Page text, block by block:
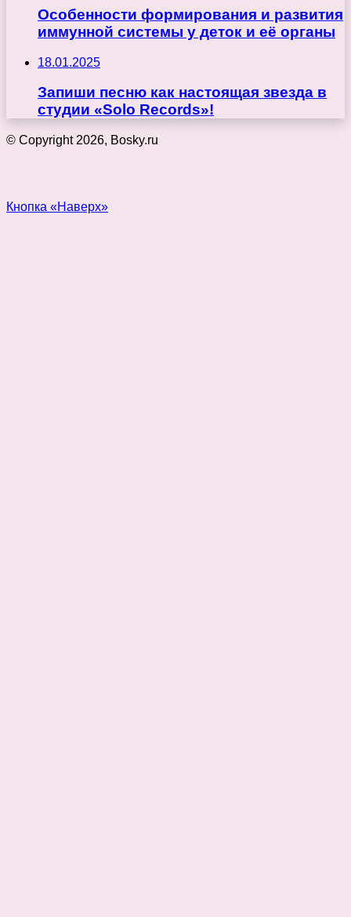
Особенности формирования и развития
иммунной системы у деток и её органы
18.01.2025
Запиши песню как настоящая звезда в
студии «Solo Records»!
© Copyright 2026, Bosky.ru
Кнопка «Наверх»